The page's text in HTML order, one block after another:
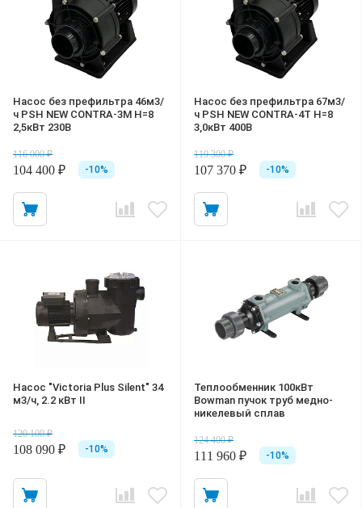
Насос без префильтра 46м3/
ч PSH NEW CONTRA-3M Н=8
2,5кВт 230В
116 000 ₽
104 400 ₽ -10%
Насос без префильтра 67м3/
ч PSH NEW CONTRA-4T Н=8
3,0кВт 400В
119 300 ₽
107 370 ₽ -10%
Насос "Victoria Plus Silent" 34
м3/ч, 2.2 кВт II
120 100 ₽
108 090 ₽ -10%
Теплообменник 100кВт
Bowman пучок труб медно-
никелевый сплав
124 400 ₽
111 960 ₽ -10%